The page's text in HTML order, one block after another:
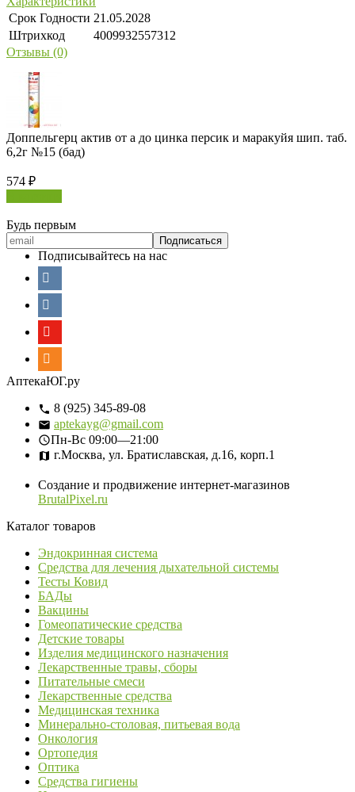
Срок Годности 21.05.2028
Штрихкод
4009932557312
Отзывы (0)
Доппельгерц актив от а до цинка персик и маракуйя шип. таб.
6,2г №15 (бад)
574 ₽
Будь первым
Подписывайтесь на нас
АптекаЮГ.ру
8 (925) 345-89-08
aptekayg@gmail.com
Пн-Вс 09:00—21:00
г.Москва, ул. Братиславская, д.16, корп.1
Создание и продвижение интернет-магазинов
BrutalPixel.ru
Каталог товаров
Эндокринная система
Средства для лечения дыхательной системы
Тесты Ковид
БАДы
Вакцины
Гомеопатические средства
Детские товары
Изделия медицинского назначения
Лекарственные травы, сборы
Питательные смеси
Лекарственные средства
Медицинская техника
Минерально-столовая, питьевая вода
Онкология
Ортопедия
Оптика
Средства гигиены